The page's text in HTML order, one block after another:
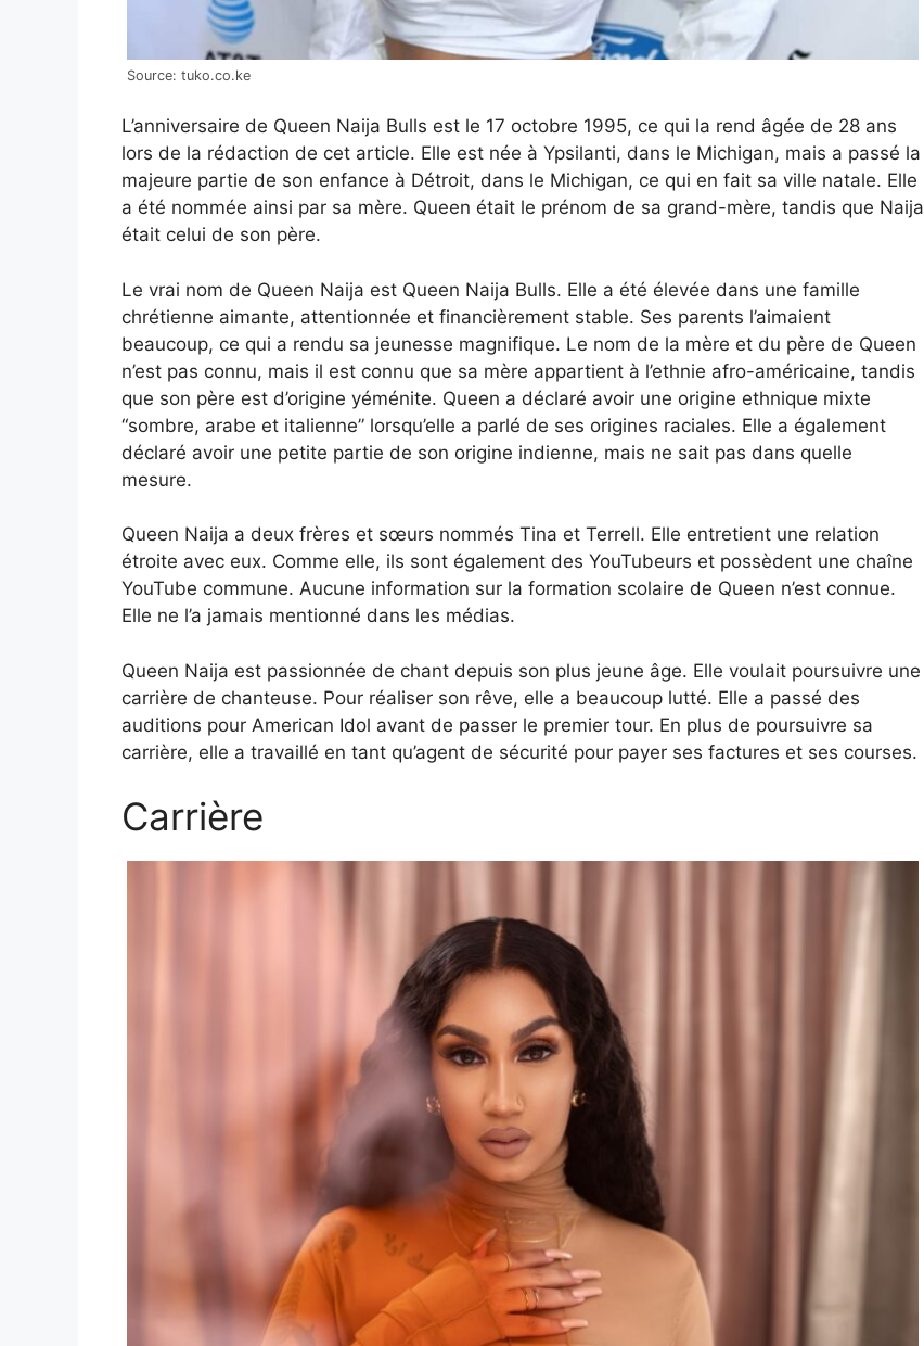
Source: tuko.co.ke
L’anniversaire de Queen Naija Bulls est le 17 octobre 1995, ce qui la rend âgée de 28 ans
lors de la rédaction de cet article. Elle est née à Ypsilanti, dans le Michigan, mais a passé la
majeure partie de son enfance à Détroit, dans le Michigan, ce qui en fait sa ville natale. Elle
a été nommée ainsi par sa mère. Queen était le prénom de sa grand-mère, tandis que Naija
était celui de son père.
Le vrai nom de Queen Naija est Queen Naija Bulls. Elle a été élevée dans une famille
chrétienne aimante, attentionnée et financièrement stable. Ses parents l’aimaient
beaucoup, ce qui a rendu sa jeunesse magnifique. Le nom de la mère et du père de Queen
n’est pas connu, mais il est connu que sa mère appartient à l’ethnie afro-américaine, tandis
que son père est d’origine yéménite. Queen a déclaré avoir une origine ethnique mixte
“sombre, arabe et italienne” lorsqu’elle a parlé de ses origines raciales. Elle a également
déclaré avoir une petite partie de son origine indienne, mais ne sait pas dans quelle
mesure.
Queen Naija a deux frères et sœurs nommés Tina et Terrell. Elle entretient une relation
étroite avec eux. Comme elle, ils sont également des YouTubeurs et possèdent une chaîne
YouTube commune. Aucune information sur la formation scolaire de Queen n’est connue.
Elle ne l’a jamais mentionné dans les médias.
Queen Naija est passionnée de chant depuis son plus jeune âge. Elle voulait poursuivre une
carrière de chanteuse. Pour réaliser son rêve, elle a beaucoup lutté. Elle a passé des
auditions pour American Idol avant de passer le premier tour. En plus de poursuivre sa
carrière, elle a travaillé en tant qu’agent de sécurité pour payer ses factures et ses courses.
Carrière